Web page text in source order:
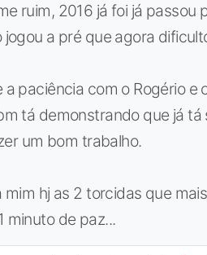
ruim, 2016 já foi já passou
a pré que agora
paciência com o Rogério e
tá demonstrando que já
um bom trabalho.
hj as 2 torcidas que
minuto de paz...